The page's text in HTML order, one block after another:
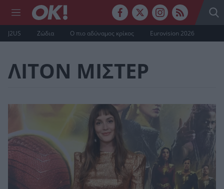
J2US Ζώδια Ο πιο αδύναμος κρίκος Eurovision 2026
ΛΙΤΟΝ ΜΙΣΤΕΡ